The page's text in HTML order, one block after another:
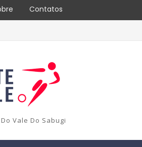
Contatos
Vale Do Sabugi